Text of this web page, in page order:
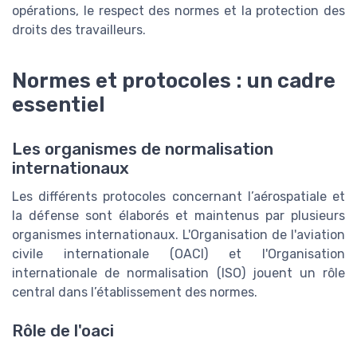
opérations, le respect des normes et la protection des
droits des travailleurs.
Normes et protocoles : un cadre
essentiel
Les organismes de normalisation
internationaux
Les différents protocoles concernant l’aérospatiale et
la défense sont élaborés et maintenus par plusieurs
organismes internationaux. L'Organisation de l'aviation
civile internationale (OACI) et l'Organisation
internationale de normalisation (ISO) jouent un rôle
central dans l’établissement des normes.
Rôle de l'oaci